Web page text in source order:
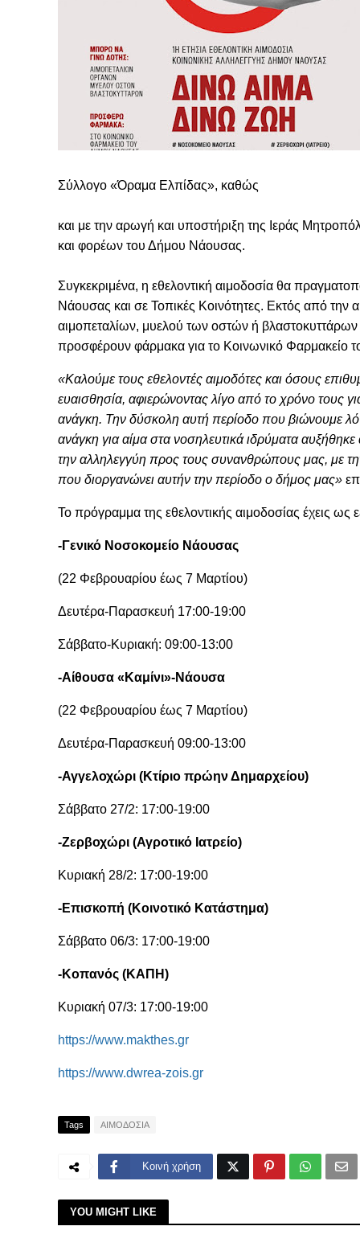
Σύλλογο «Όραμα Ελπίδας», καθώς
και με την αρωγή και υποστήριξη της Ιεράς
και φορέων του Δήμου Νάουσας.
Συγκεκριμένα, η εθελοντική αιμοδοσία θα
Νάουσας και σε Τοπικές Κοινότητες. Εκτός από την
αιμοπεταλίων, μυελού των οστών ή
προσφέρουν φάρμακα για το Κοινωνικό Φαρμακείο
«Καλούμε τους εθελοντές αιμοδότες και όσους
ευαισθησία, αφιερώνοντας λίγο από το χρόνο
ανάγκη. Την δύσκολη αυτή περίοδο που βιώνουμε
ανάγκη για αίμα στα νοσηλευτικά ιδρύματα
την αλληλεγγύη προς τους συνανθρώπους μας, με
που διοργανώνει αυτήν την περίοδο ο δήμος μας»
Το πρόγραμμα της εθελοντικής αιμοδοσίας έχεις ως
-Γενικό Νοσοκομείο Νάουσας
(22 Φεβρουαρίου έως 7 Μαρτίου)
Δευτέρα-Παρασκευή 17:00-19:00
Σάββατο-Κυριακή: 09:00-13:00
-Αίθουσα «Καμίνι»-Νάουσα
(22 Φεβρουαρίου έως 7 Μαρτίου)
Δευτέρα-Παρασκευή 09:00-13:00
-Αγγελοχώρι (Κτίριο πρώην Δημαρχείου)
Σάββατο 27/2: 17:00-19:00
-Ζερβοχώρι (Αγροτικό Ιατρείο)
Κυριακή 28/2: 17:00-19:00
-Επισκοπή (Κοινοτικό Κατάστημα)
Σάββατο 06/3: 17:00-19:00
-Κοπανός (ΚΑΠΗ)
Κυριακή 07/3: 17:00-19:00
https://www.makthes.gr
https://www.dwrea-zois.gr
Tags ΑΙΜΟΔΟΣΙΑ
Κοινή χρήση
YOU MIGHT LIKE